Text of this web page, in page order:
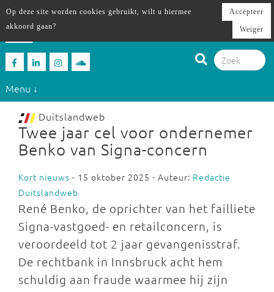
Menu ↓
Duitslandweb
Twee jaar cel voor ondernemer
Benko van Signa-concern
Kort nieuws - 15 oktober 2025 - Auteur: Redactie
Duitslandweb
René Benko, de oprichter van het failliete
Signa-vastgoed- en retailconcern, is
veroordeeld tot 2 jaar gevangenisstraf.
De rechtbank in Innsbruck acht hem
schuldig aan fraude waarmee hij zijn
Op deze site worden cookies gebruikt, wilt u hiermee
akkoord gaan?
Accepteer
Weiger